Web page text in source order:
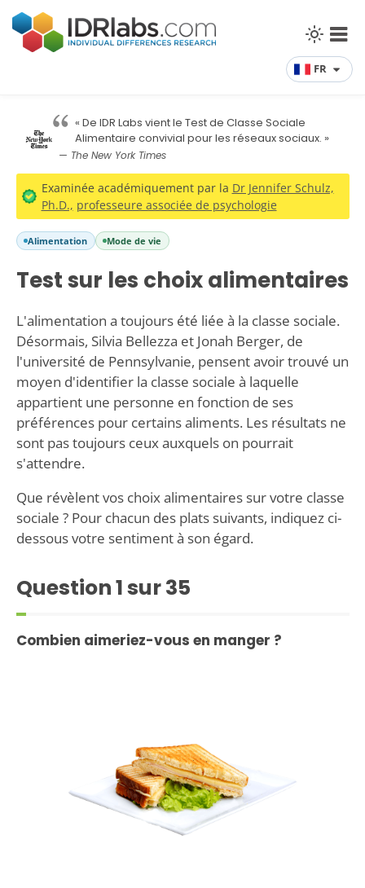
FR
« De IDR Labs vient le Test de Classe Sociale
Alimentaire convivial pour les réseaux sociaux. »
— The New York Times
Examinée académiquement par la Dr Jennifer Schulz,
Ph.D., professeure associée de psychologie
Alimentation Mode de vie
Test sur les choix alimentaires
L'alimentation a toujours été liée à la classe sociale.
Désormais, Silvia Bellezza et Jonah Berger, de
l'université de Pennsylvanie, pensent avoir trouvé un
moyen d'identifier la classe sociale à laquelle
appartient une personne en fonction de ses
préférences pour certains aliments. Les résultats ne
sont pas toujours ceux auxquels on pourrait
s'attendre.
Que révèlent vos choix alimentaires sur votre classe
sociale ? Pour chacun des plats suivants, indiquez ci-
dessous votre sentiment à son égard.
Question1sur 35
Combien aimeriez-vous en manger ?